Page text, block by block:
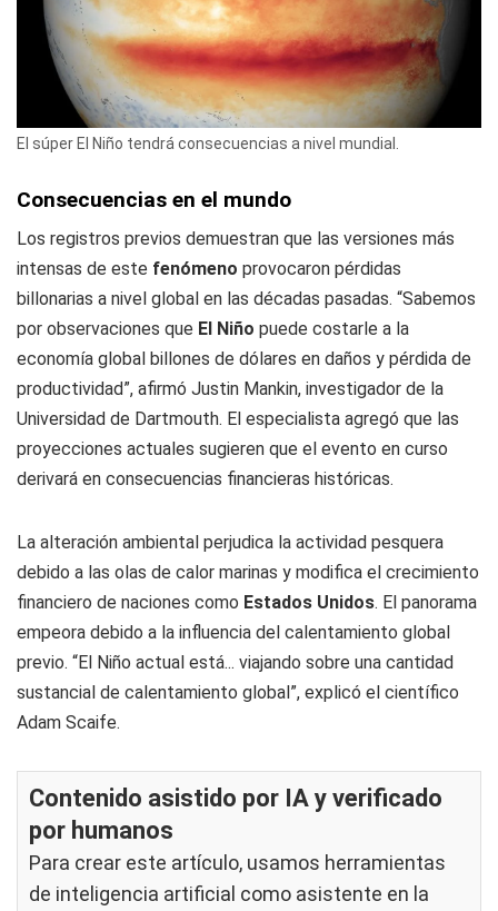
El súper El Niño tendrá consecuencias a nivel mundial.
Consecuencias en el mundo
Los registros previos demuestran que las versiones más
intensas de este fenómeno provocaron pérdidas
billonarias a nivel global en las décadas pasadas. “Sabemos
por observaciones que El Niño puede costarle a la
economía global billones de dólares en daños y pérdida de
productividad”, afirmó Justin Mankin, investigador de la
Universidad de Dartmouth. El especialista agregó que las
proyecciones actuales sugieren que el evento en curso
derivará en consecuencias financieras históricas.
La alteración ambiental perjudica la actividad pesquera
debido a las olas de calor marinas y modifica el crecimiento
financiero de naciones como Estados Unidos. El panorama
empeora debido a la influencia del calentamiento global
previo. “El Niño actual está... viajando sobre una cantidad
sustancial de calentamiento global”, explicó el científico
Adam Scaife.
Contenido asistido por IA y verificado
por humanos
Para crear este artículo, usamos herramientas
de inteligencia artificial como asistente en la